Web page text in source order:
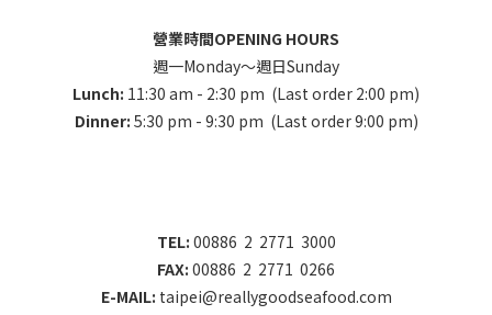
營業時間OPENING HOURS
週一Monday～週日Sunday
Lunch: 11:30 am - 2:30 pm (Last order 2:00 pm)
Dinner: 5:30 pm - 9:30 pm (Last order 9:00 pm)
TEL: 00886 2 2771 3000
FAX: 00886 2 2771 0266
E-MAIL: taipei@reallygoodseafood.com